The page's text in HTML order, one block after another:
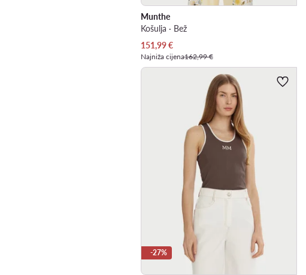
Munthe
Košulja · Bež
Trenutna cijena
151,99€
Najniža cijena162,99 €
-27%